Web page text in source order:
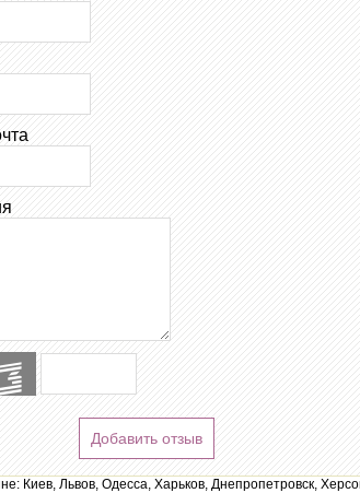
Добавить отзыв
Киев, Львов, Одесса, Харьков, Днепропетровск,